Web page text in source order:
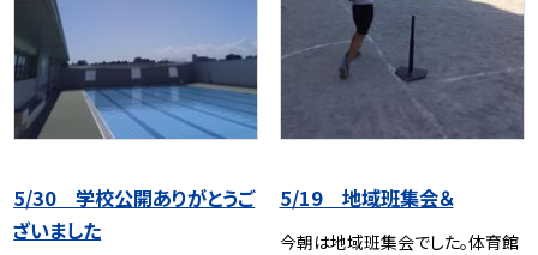
5/30 学校公開ありがとうご
ざいました
5/19 地域班集会＆
今朝は地域班集会でした。体育館